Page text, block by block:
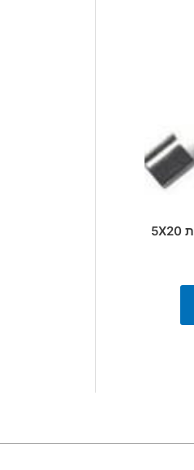
פיוז נתיך שפורפרת 5X20